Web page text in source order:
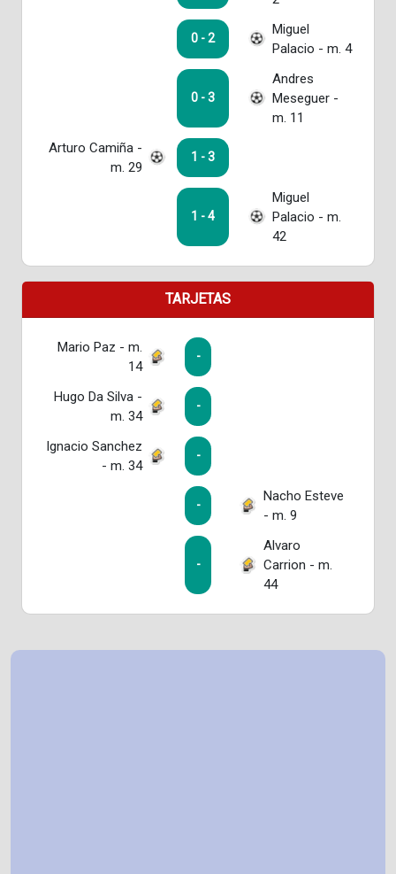
0 - 2
Miguel
Palacio - m. 4
0 - 3
Andres
Meseguer -
m. 11
Arturo Camiña -
m. 29
1 - 3
1 - 4
Miguel
Palacio - m.
42
TARJETAS
Mario Paz - m.
14
-
Hugo Da Silva -
m. 34
-
Ignacio Sanchez
- m. 34
-
-
Nacho Esteve
- m. 9
-
Alvaro
Carrion - m.
44